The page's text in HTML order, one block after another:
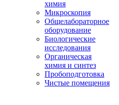
химия
Микроскопия
Общелабораторное
оборудование
Биологические
исследования
Органическая
химия и синтез
Пробоподготовка
Чистые помещения